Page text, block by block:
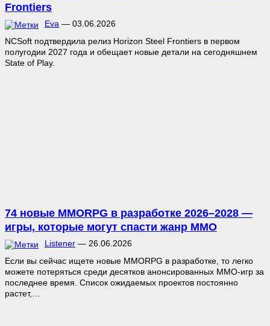
Frontiers
Eva — 03.06.2026
NCSoft подтвердила релиз Horizon Steel Frontiers в первом
полугодии 2027 года и обещает новые детали на сегодняшнем
State of Play.
74 новые MMORPG в разработке 2026–2028 —
игры, которые могут спасти жанр MMO
Listener — 26.06.2026
Если вы сейчас ищете новые MMORPG в разработке, то легко
можете потеряться среди десятков анонсированных MMO-игр за
последнее время. Список ожидаемых проектов постоянно
растет,…